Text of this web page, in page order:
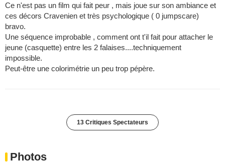
Ce n'est pas un film qui fait peur , mais joue sur son ambiance et
ces décors Cravenien et très psychologique ( 0 jumpscare)
bravo.
Une séquence improbable , comment ont t'il fait pour attacher le
jeune (casquette) entre les 2 falaises....techniquement
impossible.
Peut-être une colorimétrie un peu trop pépère.
13 Critiques Spectateurs
Photos